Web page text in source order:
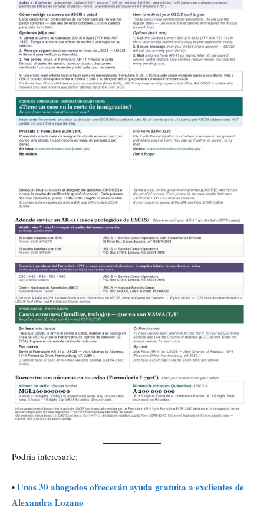
Podría interesarte:
• Unos 30 abogados ofrecerán ayuda gratuita a exclientes de
Alexandra Lozano